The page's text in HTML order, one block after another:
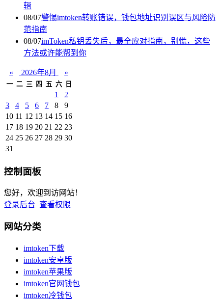
辑
08/07警惕imtoken转账错误，钱包地址识别误区与风险防
范指南
08/07imToken私钥丢失后，最全应对指南，别慌，这些
方法或许能帮到你
« 2026年8月 »
一 二 三 四 五 六 日
1
2
3
4 5 6 7 8
9
10 11 12 13 14 15 16
17 18 19 20 21 22 23
24 25 26 27 28 29 30
31
控制面板
您好，欢迎到访网站！
登录后台 查看权限
网站分类
imtoken下载
imtoken安卓版
imtoken苹果版
imtoken官网钱包
imtoken冷钱包